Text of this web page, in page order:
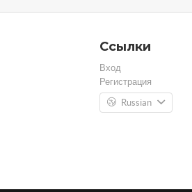
Ссылки
Вход
Регистрация
Russian